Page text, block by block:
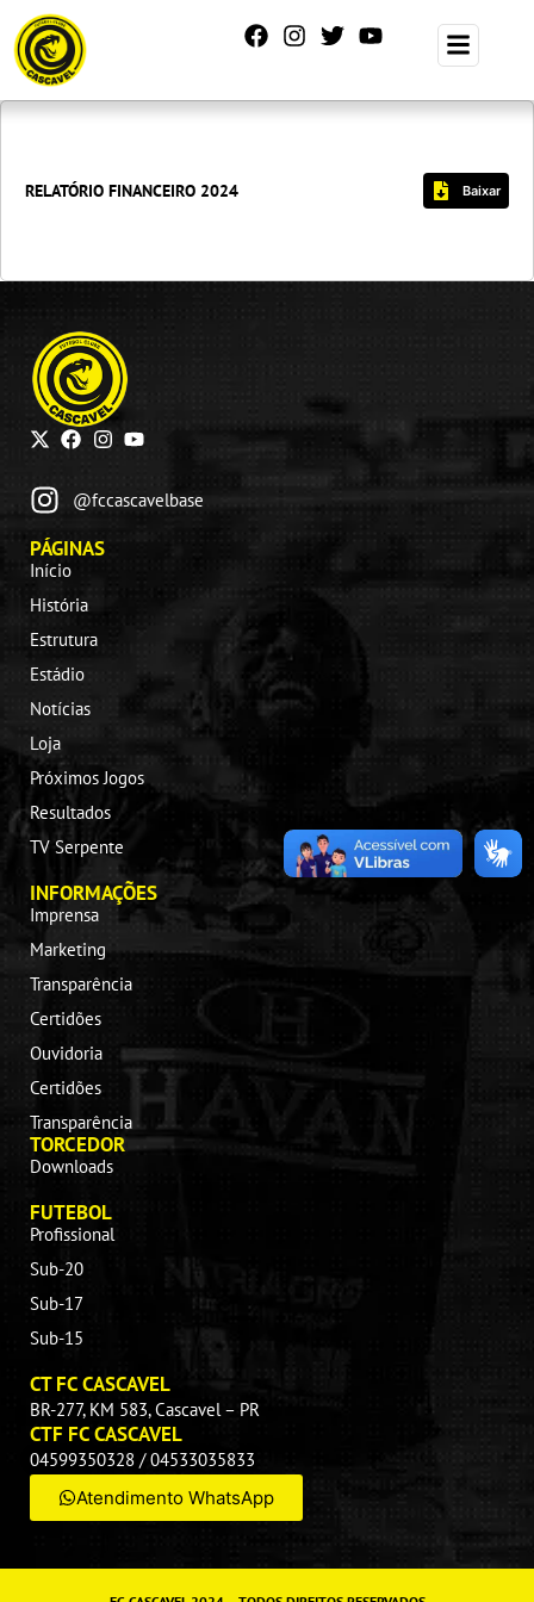
RELATÓRIO FINANCEIRO 2024 Baixar
@fccascavelbase
PÁGINAS
Início
História
Estrutura
Estádio
Notícias
Loja
Próximos Jogos
Resultados
TV Serpente
INFORMAÇÕES
Imprensa
Marketing
Transparência
Certidões
Ouvidoria
Certidões
Transparência
TORCEDOR
Downloads
FUTEBOL
Profissional
Sub-20
Sub-17
Sub-15
CT FC CASCAVEL
BR-277, KM 583, Cascavel – PR
CTF FC CASCAVEL
04599350328 / 04533035833
Atendimento WhatsApp